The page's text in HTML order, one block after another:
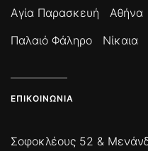
Αγία Παρασκευή
Αθήνα
Παλαιό Φάληρο
Νίκαια
ΕΠΙΚΟΙΝΩΝΊΑ
Σοφοκλέους 52 &